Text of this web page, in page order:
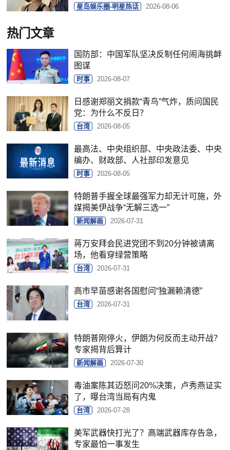
星岛娱乐圈-明星热话 2026-08-06
热门文章
国防部：中国军队坚决反制任何闹海挑衅
图谋
时事 2026-08-07
日感谢郑丽文捐款“青鸟”气炸，质问国民
党：为什么不反日？
台湾 2026-08-05
最高法、中央组织部、中央政法委、中央
编办、财政部、人社部印发意见
时事 2026-08-05
特朗普手握全球最强军力却无计可施，外
媒揭美伊战争“无解三选一”
新闻解画 2026-07-31
蒋万安拜会民进党团不到20分钟被请离
场，他看穿绿营策略
台湾 2026-07-31
高市早苗感谢各国慰问“独漏赖清德”
台湾 2026-07-31
特朗普刚停火，伊朗为何反而主动开战？
专家揭背后算计
新闻解画 2026-07-30
毒油案陈其迈怒问20%决策，卢秀燕证实
了，曝台湾当局有内鬼
台湾 2026-07-28
美军武器快打光了？高端武器库存告急，
专家最怕一事发生